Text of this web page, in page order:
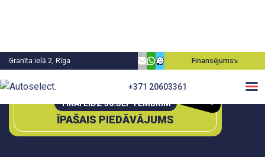
Granīta ielā 2, Rīga Finansējums
+371 20603361
TIKAI LĪDZ 30.SEPTEMBRIM
ĪPAŠAIS PIEDĀVĀJUMS
0€